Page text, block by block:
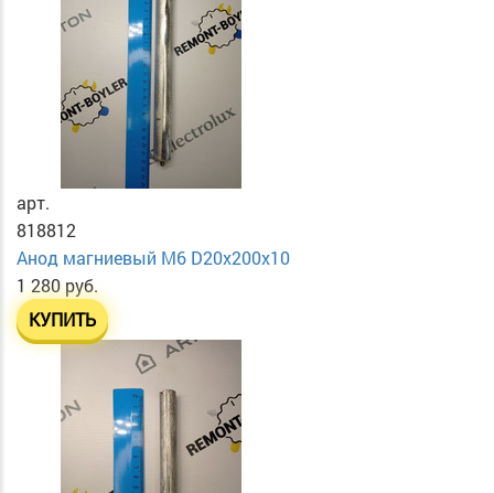
арт.
818812
Анод магниевый М6 D20х200х10
1 280 руб.
КУПИТЬ